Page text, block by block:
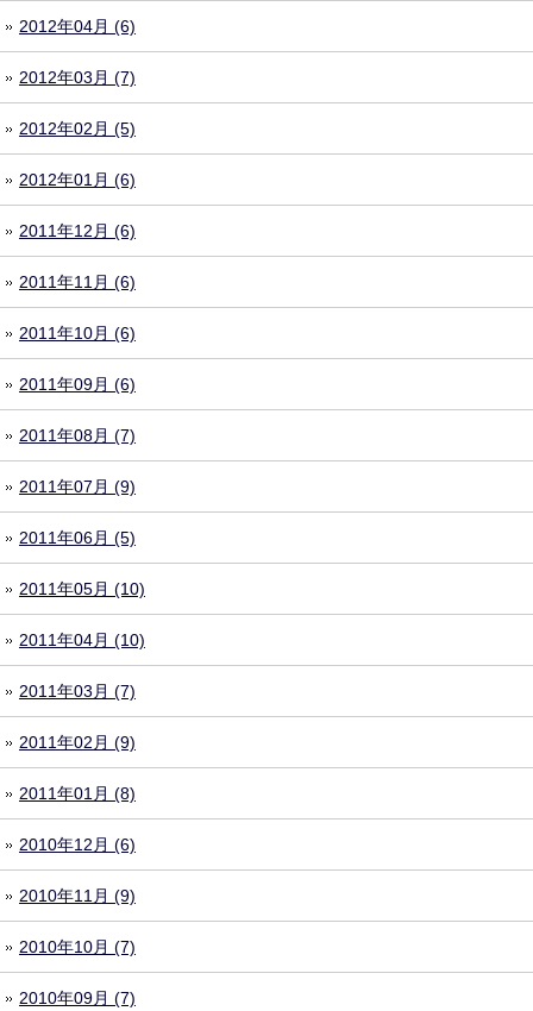
2012年04月 (6)
2012年03月 (7)
2012年02月 (5)
2012年01月 (6)
2011年12月 (6)
2011年11月 (6)
2011年10月 (6)
2011年09月 (6)
2011年08月 (7)
2011年07月 (9)
2011年06月 (5)
2011年05月 (10)
2011年04月 (10)
2011年03月 (7)
2011年02月 (9)
2011年01月 (8)
2010年12月 (6)
2010年11月 (9)
2010年10月 (7)
2010年09月 (7)